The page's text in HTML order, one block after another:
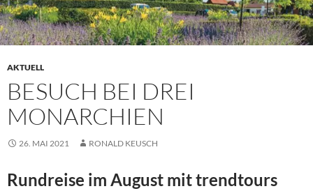
AKTUELL
BESUCH BEI DREI
MONARCHIEN
26. MAI 2021 RONALD KEUSCH
Rundreise im August mit trendtours